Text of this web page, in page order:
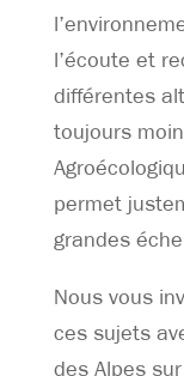
l’écoute et
différentes
toujours
permet
grandes
Nous vous
ces sujets
des Alpes